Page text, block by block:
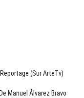
(sur ArteTv)
Manuel Álvarez Bravo